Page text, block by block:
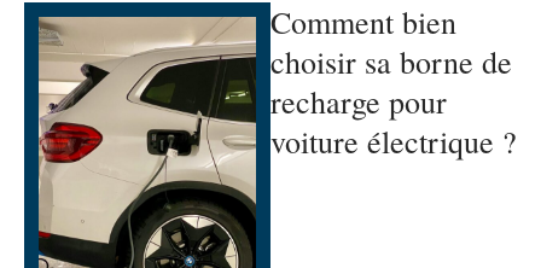
Comment bien
choisir sa borne de
recharge pour
voiture électrique ?